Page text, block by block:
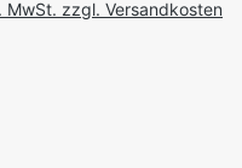
MwSt. zzgl. Versandkosten